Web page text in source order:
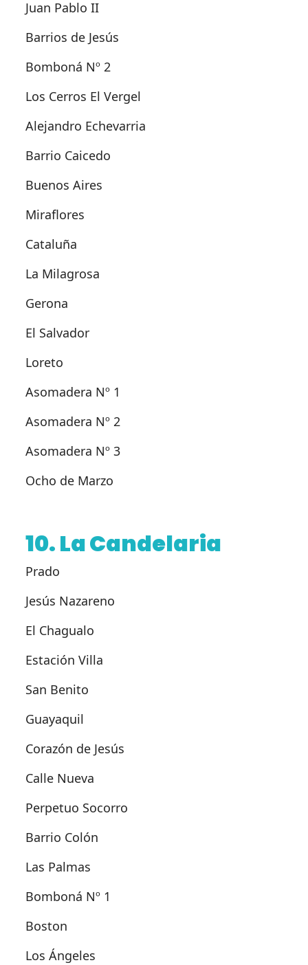
Juan Pablo II
Barrios de Jesús
Bomboná Nº 2
Los Cerros El Vergel
Alejandro Echevarria
Barrio Caicedo
Buenos Aires
Miraflores
Cataluña
La Milagrosa
Gerona
El Salvador
Loreto
Asomadera Nº 1
Asomadera Nº 2
Asomadera Nº 3
Ocho de Marzo
10. La Candelaria
Prado
Jesús Nazareno
El Chagualo
Estación Villa
San Benito
Guayaquil
Corazón de Jesús
Calle Nueva
Perpetuo Socorro
Barrio Colón
Las Palmas
Bomboná Nº 1
Boston
Los Ángeles